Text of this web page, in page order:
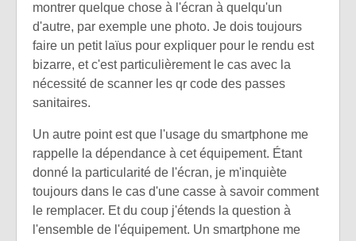
montrer quelque chose à l'écran à quelqu'un
d'autre, par exemple une photo. Je dois toujours
faire un petit laïus pour expliquer pour le rendu est
bizarre, et c'est particulièrement le cas avec la
nécessité de scanner les qr code des passes
sanitaires.
Un autre point est que l'usage du smartphone me
rappelle la dépendance à cet équipement. Étant
donné la particularité de l'écran, je m'inquiète
toujours dans le cas d'une casse à savoir comment
le remplacer. Et du coup j'étends la question à
l'ensemble de l'équipement. Un smartphone me